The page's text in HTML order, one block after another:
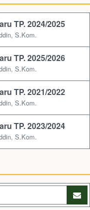
TP. 2024/2025
S.Kom.
TP. 2025/2026
S.Kom.
TP. 2021/2022
S.Kom.
TP. 2023/2024
S.Kom.